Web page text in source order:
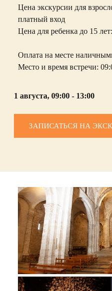
Цена экскурсии для
платный вход
Цена для ребенка до 15 лет:
Оплата на месте
Место и время встречи:
1 августа, 09:00 - 13:00
ЗАПИСАТЬСЯ НА